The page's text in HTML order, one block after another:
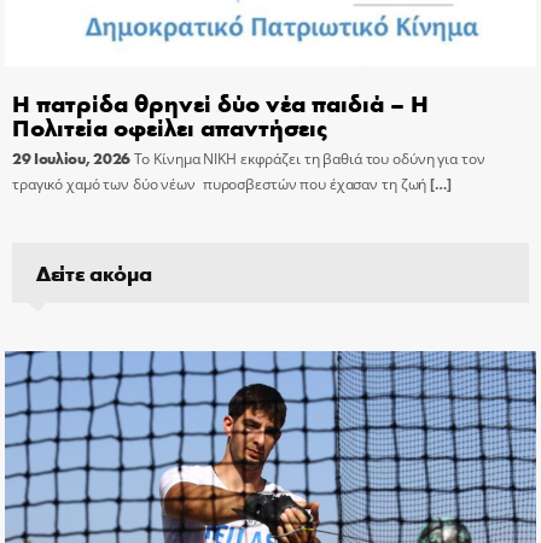
Η πατρίδα θρηνεί δύο νέα παιδιά – Η
Πολιτεία οφείλει απαντήσεις
29 Ιουλίου, 2026Το Κίνημα ΝΙΚΗ εκφράζει τη βαθιά του οδύνη για τον
τραγικό χαμό των δύο νέων πυροσβεστών που έχασαν τη ζωή[…]
Δείτε ακόμα